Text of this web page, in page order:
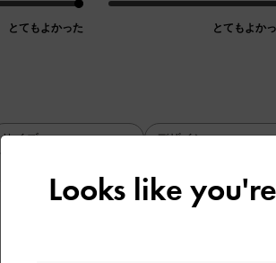
とてもよかった とてもよか
サイズ デザイン
Looks like